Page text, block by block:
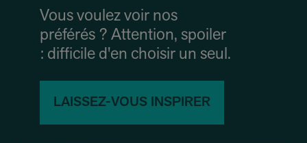
Vous voulez voir nos
préférés ? Attention, spoiler
: difficile d'en choisir un seul.
LAISSEZ-VOUS INSPIRER